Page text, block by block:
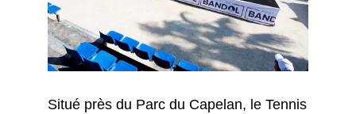
Situé près du Parc du Capelan, le Tennis